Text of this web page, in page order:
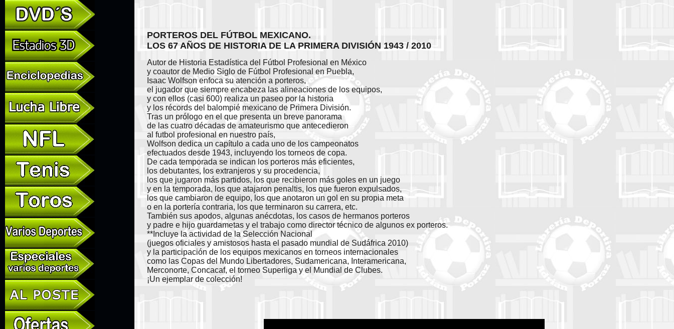
PORTEROS DEL FÚTBOL MEXICANO.
LOS 67 AÑOS DE HISTORIA DE LA PRIMERA DIVISIÓN 1943 / 2010
Autor de Historia Estadística del Fútbol Profesional en México
y coautor de Medio Siglo de Fútbol Profesional en Puebla,
Isaac Wolfson enfoca su atención a porteros,
el jugador que siempre encabeza las alineaciones de los equipos,
y con ellos (casi 600) realiza un paseo por la historia
y los récords del balompié mexicano de Primera División.
Tras un prólogo en el que presenta un breve panorama
de las cuatro décadas de amateurismo que antecedieron
al futbol profesional en nuestro país,
Wolfson dedica un capítulo a cada uno de los campeonatos
efectuados desde 1943, incluyendo los torneos de copa.
De cada temporada se indican los porteros más eficientes,
los debutantes, los extranjeros y su procedencia,
los que jugaron más partidos, los que recibieron más goles en un juego
y en la temporada, los que atajaron penaltis, los que fueron expulsados,
los que cambiaron de equipo, los que anotaron un gol en su propia meta
o en la portería contraria, los que terminaron su carrera, etc.
También sus apodos, algunas anécdotas, los casos de hermanos porteros
y padre e hijo guardametas y el trabajo como director técnico de algunos ex porteros.
**Incluye la actividad de la Selección Nacional
(juegos oficiales y amistosos hasta el pasado mundial de Sudáfrica 2010)
y la participación de los equipos mexicanos en torneos internacionales
como las Copas del Mundo Libertadores, Sudamericana, Interamericana,
Merconorte, Concacaf, el torneo Superliga y el Mundial de Clubes.
¡Un ejemplar de colección!